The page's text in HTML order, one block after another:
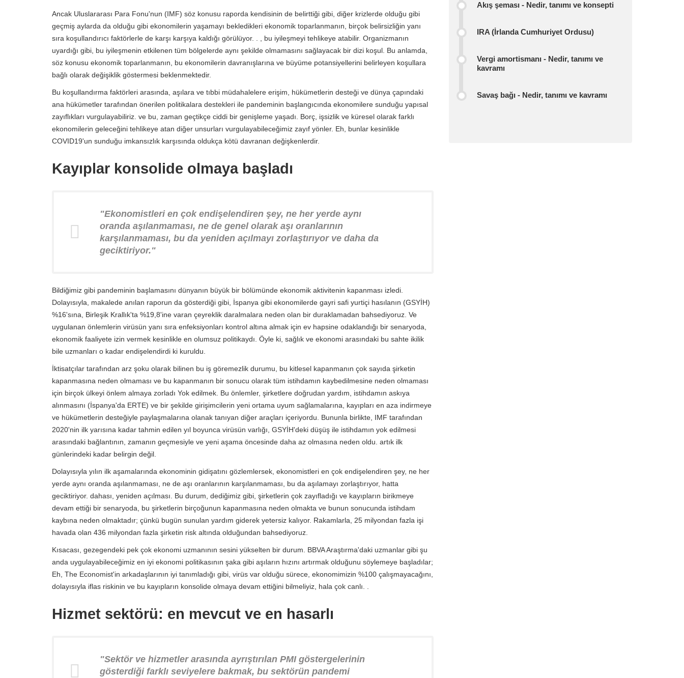
Ancak Uluslararası Para Fonu'nun (IMF) söz konusu raporda kendisinin de belirttiği gibi, diğer krizlerde olduğu gibi
geçmiş aylarda da olduğu gibi ekonomilerin yaşamayı bekledikleri ekonomik toparlanmanın, birçok belirsizliğin yanı
sıra koşullandırıcı faktörlerle de karşı karşıya kaldığı görülüyor. . , bu iyileşmeyi tehlikeye atabilir. Organizmanın
uyardığı gibi, bu iyileşmenin etkilenen tüm bölgelerde aynı şekilde olmamasını sağlayacak bir dizi koşul. Bu anlamda,
söz konusu ekonomik toparlanmanın, bu ekonomilerin davranışlarına ve büyüme potansiyellerini belirleyen koşullara
bağlı olarak değişiklik göstermesi beklenmektedir.
Bu koşullandırma faktörleri arasında, aşılara ve tıbbi müdahalelere erişim, hükümetlerin desteği ve dünya çapındaki
ana hükümetler tarafından önerilen politikalara destekleri ile pandeminin başlangıcında ekonomilere sunduğu yapısal
zayıflıkları vurgulayabiliriz. ve bu, zaman geçtikçe ciddi bir genişleme yaşadı. Borç, işsizlik ve küresel olarak farklı
ekonomilerin geleceğini tehlikeye atan diğer unsurları vurgulayabileceğimiz zayıf yönler. Eh, bunlar kesinlikle
COVID19'un sunduğu imkansızlık karşısında oldukça kötü davranan değişkenlerdir.
Kayıplar konsolide olmaya başladı
"Ekonomistleri en çok endişelendiren şey, ne her yerde aynı
oranda aşılanmaması, ne de genel olarak aşı oranlarının
karşılanmaması, bu da yeniden açılmayı zorlaştırıyor ve daha da
geciktiriyor."
Bildiğimiz gibi pandeminin başlamasını dünyanın büyük bir bölümünde ekonomik aktivitenin kapanması izledi.
Dolayısıyla, makalede anılan raporun da gösterdiği gibi, İspanya gibi ekonomilerde gayri safi yurtiçi hasılanın (GSYİH)
%16'sına, Birleşik Krallık'ta %19,8'ine varan çeyreklik daralmalara neden olan bir duraklamadan bahsediyoruz. Ve
uygulanan önlemlerin virüsün yanı sıra enfeksiyonları kontrol altına almak için ev hapsine odaklandığı bir senaryoda,
ekonomik faaliyete izin vermek kesinlikle en olumsuz politikaydı. Öyle ki, sağlık ve ekonomi arasındaki bu sahte ikilik
bile uzmanları o kadar endişelendirdi ki kuruldu.
İktisatçılar tarafından arz şoku olarak bilinen bu iş göremezlik durumu, bu kitlesel kapanmanın çok sayıda şirketin
kapanmasına neden olmaması ve bu kapanmanın bir sonucu olarak tüm istihdamın kaybedilmesine neden olmaması
için birçok ülkeyi önlem almaya zorladı Yok edilmek. Bu önlemler, şirketlere doğrudan yardım, istihdamın askıya
alınmasını (İspanya'da ERTE) ve bir şekilde girişimcilerin yeni ortama uyum sağlamalarına, kayıpları en aza indirmeye
ve hükümetlerin desteğiyle paylaşmalarına olanak tanıyan diğer araçları içeriyordu. Bununla birlikte, IMF tarafından
2020'nin ilk yarısına kadar tahmin edilen yıl boyunca virüsün varlığı, GSYİH'deki düşüş ile istihdamın yok edilmesi
arasındaki bağlantının, zamanın geçmesiyle ve yeni aşama öncesinde daha az olmasına neden oldu. artık ilk
günlerindeki kadar belirgin değil.
Dolayısıyla yılın ilk aşamalarında ekonominin gidişatını gözlemlersek, ekonomistleri en çok endişelendiren şey, ne her
yerde aynı oranda aşılanmaması, ne de aşı oranlarının karşılanmaması, bu da aşılamayı zorlaştırıyor, hatta
geciktiriyor. dahası, yeniden açılması. Bu durum, dediğimiz gibi, şirketlerin çok zayıfladığı ve kayıpların birikmeye
devam ettiği bir senaryoda, bu şirketlerin birçoğunun kapanmasına neden olmakta ve bunun sonucunda istihdam
kaybına neden olmaktadır; çünkü bugün sunulan yardım giderek yetersiz kalıyor. Rakamlarla, 25 milyondan fazla işi
havada olan 436 milyondan fazla şirketin risk altında olduğundan bahsediyoruz.
Kısacası, gezegendeki pek çok ekonomi uzmanının sesini yükselten bir durum. BBVA Araştırma'daki uzmanlar gibi şu
anda uygulayabileceğimiz en iyi ekonomi politikasının şaka gibi aşıların hızını artırmak olduğunu söylemeye başladılar;
Eh, The Economist'in arkadaşlarının iyi tanımladığı gibi, virüs var olduğu sürece, ekonomimizin %100 çalışmayacağını,
dolayısıyla iflas riskinin ve bu kayıpların konsolide olmaya devam ettiğini bilmeliyiz, hala çok canlı. .
Hizmet sektörü: en mevcut ve en hasarlı
"Sektör ve hizmetler arasında ayrıştırılan PMI göstergelerinin
gösterdiği farklı seviyelere bakmak, bu sektörün pandemi
Akış şeması - Nedir, tanımı ve konsepti
IRA (İrlanda Cumhuriyet Ordusu)
Vergi amortismanı - Nedir, tanımı ve
kavramı
Savaş bağı - Nedir, tanımı ve kavramı